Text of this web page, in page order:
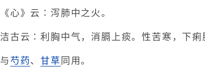
《心》云∶泻肺中之火。
洁古云∶利胸中气，消膈上痰。性苦寒，下痢
与 芍药、甘草 同用。